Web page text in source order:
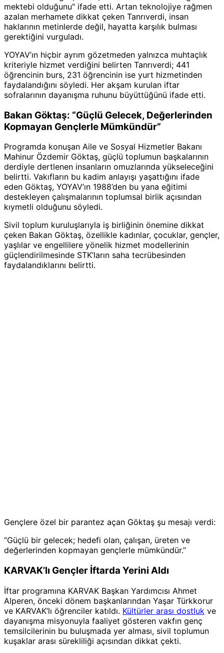
mektebi olduğunu" ifade etti. Artan teknolojiye rağmen
azalan merhamete dikkat çeken Tanrıverdi, insan
haklarının metinlerde değil, hayatta karşılık bulması
gerektiğini vurguladı.
YOYAV’ın hiçbir ayrım gözetmeden yalnızca muhtaçlık
kriteriyle hizmet verdiğini belirten Tanrıverdi; 441
öğrencinin burs, 231 öğrencinin ise yurt hizmetinden
faydalandığını söyledi. Her akşam kurulan iftar
sofralarının dayanışma ruhunu büyüttüğünü ifade etti.
Bakan Göktaş: “Güçlü Gelecek, Değerlerinden
Kopmayan Gençlerle Mümkündür”
Programda konuşan Aile ve Sosyal Hizmetler Bakanı
Mahinur Özdemir Göktaş, güçlü toplumun başkalarının
derdiyle dertlenen insanların omuzlarında yükseleceğini
belirtti. Vakıfların bu kadim anlayışı yaşattığını ifade
eden Göktaş, YOYAV’ın 1988’den bu yana eğitimi
destekleyen çalışmalarının toplumsal birlik açısından
kıymetli olduğunu söyledi.
Sivil toplum kuruluşlarıyla iş birliğinin önemine dikkat
çeken Bakan Göktaş, özellikle kadınlar, çocuklar, gençler,
yaşlılar ve engellilere yönelik hizmet modellerinin
güçlendirilmesinde STK’ların saha tecrübesinden
faydalandıklarını belirtti.
Gençlere özel bir parantez açan Göktaş şu mesajı verdi:
“Güçlü bir gelecek; hedefi olan, çalışan, üreten ve
değerlerinden kopmayan gençlerle mümkündür.”
KARVAK’lı Gençler İftarda Yerini Aldı
İftar programına KARVAK Başkan Yardımcısı Ahmet
Alperen, önceki dönem başkanlarından Yaşar Türkkorur
ve KARVAK’lı öğrenciler katıldı. Kültürler arası dostluk ve
dayanışma misyonuyla faaliyet gösteren vakfın genç
temsilcilerinin bu buluşmada yer alması, sivil toplumun
kuşaklar arası sürekliliği açısından dikkat çekti.